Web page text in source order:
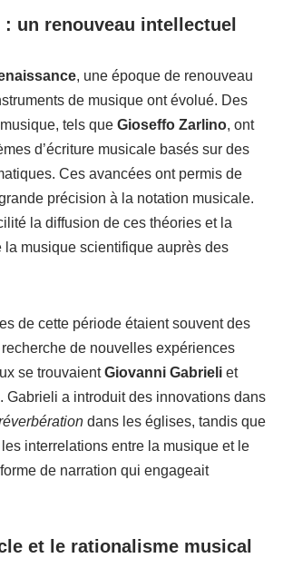
: un renouveau intellectuel
, une époque de renouveau
de musique ont évolué. Des
tels que Gioseffo Zarlino, ont
d’écriture musicale basés sur des
Ces avancées ont permis de
précision à la notation musicale.
la diffusion de ces théories et la
la musique scientifique auprès des
de cette période étaient souvent des
de nouvelles expériences
se trouvaientGiovanni Gabrieli et
. Gabrieli a introduit des innovations dans
dans les églises, tandis que
interrelations entre la musique et le
de narration qui engageait
et le rationalisme musical